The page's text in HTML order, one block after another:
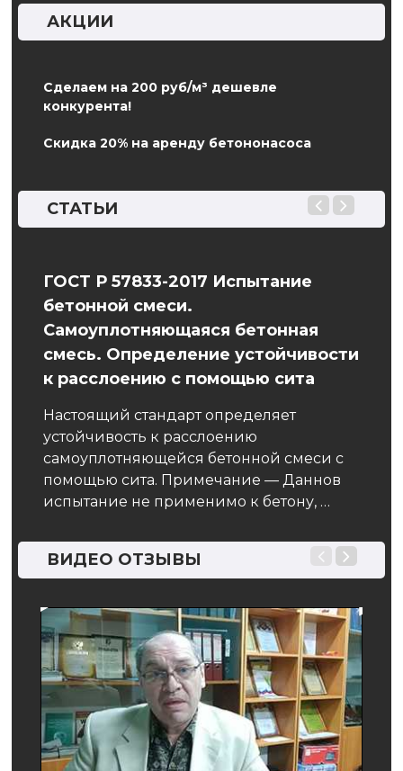
АКЦИИ
Сделаем на 200 руб/м³ дешевле
конкурента!
Скидка 20% на аренду бетононасоса
СТАТЬИ
ГОСТ Р 57833-2017 Испытание
бетонной смеси.
Самоуплотняющаяся бетонная
смесь. Определение устойчивости
к расслоению с помощью сита
Настоящий стандарт определяет
устойчивость к расслоению
самоуплотняющейся бетонной смеси с
помощью сита. Примечание — Даннов
испытание не применимо к бетону, …
ВИДЕО ОТЗЫВЫ